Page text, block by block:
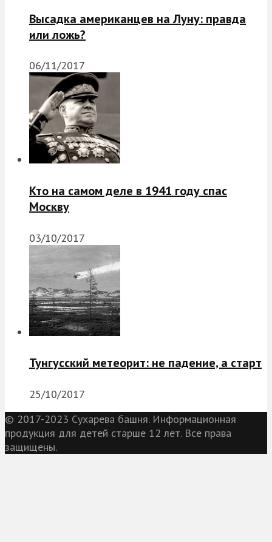
Высадка американцев на Луну: правда
или ложь?
06/11/2017
Кто на самом деле в 1941 году спас
Москву
03/10/2017
Тунгусский метеорит: не падение, а старт
25/10/2017
© 2017-2023 Сухарева башня. Информационная
продукция для детей старше 12 лет. Все права
защищены.